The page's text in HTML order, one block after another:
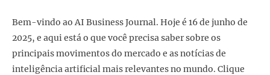
Bem-vindo ao AI Business Journal. Hoje é 16 de junho de
2025, e aqui está o que você precisa saber sobre os
principais movimentos do mercado e as notícias de
inteligência artificial mais relevantes no mundo. Clique